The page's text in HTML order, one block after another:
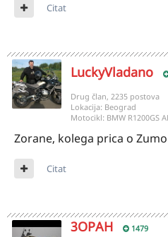
Citat
LuckyVladano
Drug član, 2235 postova
Lokacija: Beograd
Motocikl: BMW R1200GS
Zorane, kolega prica o
Citat
3OPAH 1479